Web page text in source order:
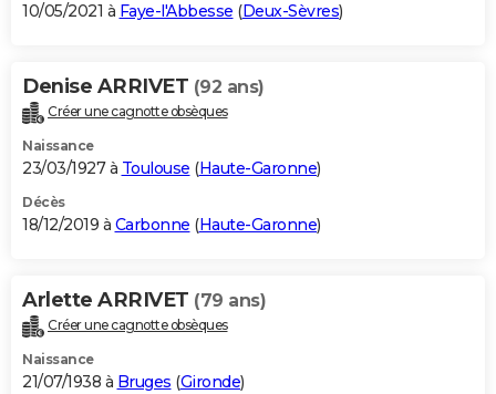
10/05/2021 à Faye-l'Abbesse (Deux-Sèvres)
Denise ARRIVET (92 ans)
Créer une cagnotte obsèques
Naissance
23/03/1927 à Toulouse (Haute-Garonne)
Décès
18/12/2019 à Carbonne (Haute-Garonne)
Arlette ARRIVET (79 ans)
Créer une cagnotte obsèques
Naissance
21/07/1938 à Bruges (Gironde)